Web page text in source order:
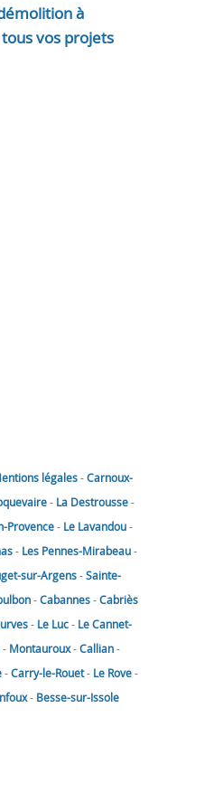
à
vos projets
légales-Carnoux-
- La Destrousse-
Provence- Le Lavandou-
- Les Pennes-Mirabeau-
sur-Argens-Sainte-
-Cabannes-Cabriès
- Le Luc- Le Cannet-
- Montauroux-Callian-
-Carry-le-Rouet- Le Rove-
- Besse-sur-Issole